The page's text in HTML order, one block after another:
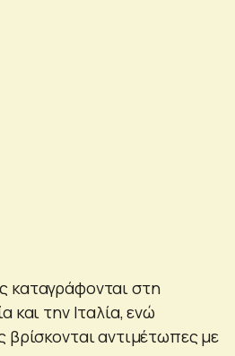
καταγράφονται στη
και την Ιταλία, ενώ
βρίσκονται αντιμέτωπες με